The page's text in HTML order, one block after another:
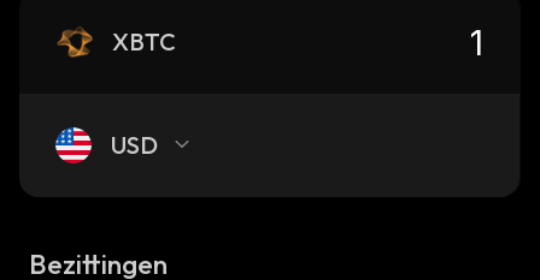
XBTC
USD
Bezittingen